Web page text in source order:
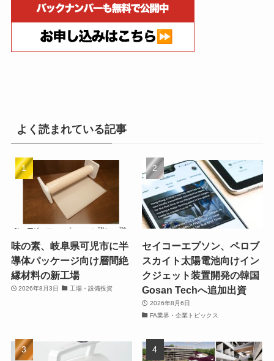
よく読まれている記事
味の素、岐阜県可児市に半
導体パッケージ向け層間絶
縁材料の新工場
2026年8月3日 工場・設備投資
セイコーエプソン、ペロブ
スカイト太陽電池向けイン
クジェット装置開発の韓国
Gosan Techへ追加出資
2026年8月6日
FA業界・企業トピックス